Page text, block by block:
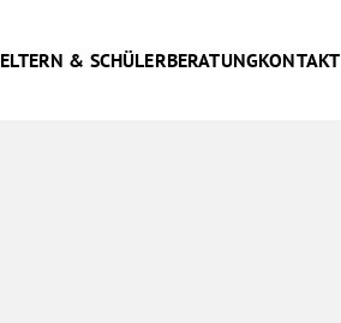
ELTERN & SCHÜLERBERATUNGKONTAKT